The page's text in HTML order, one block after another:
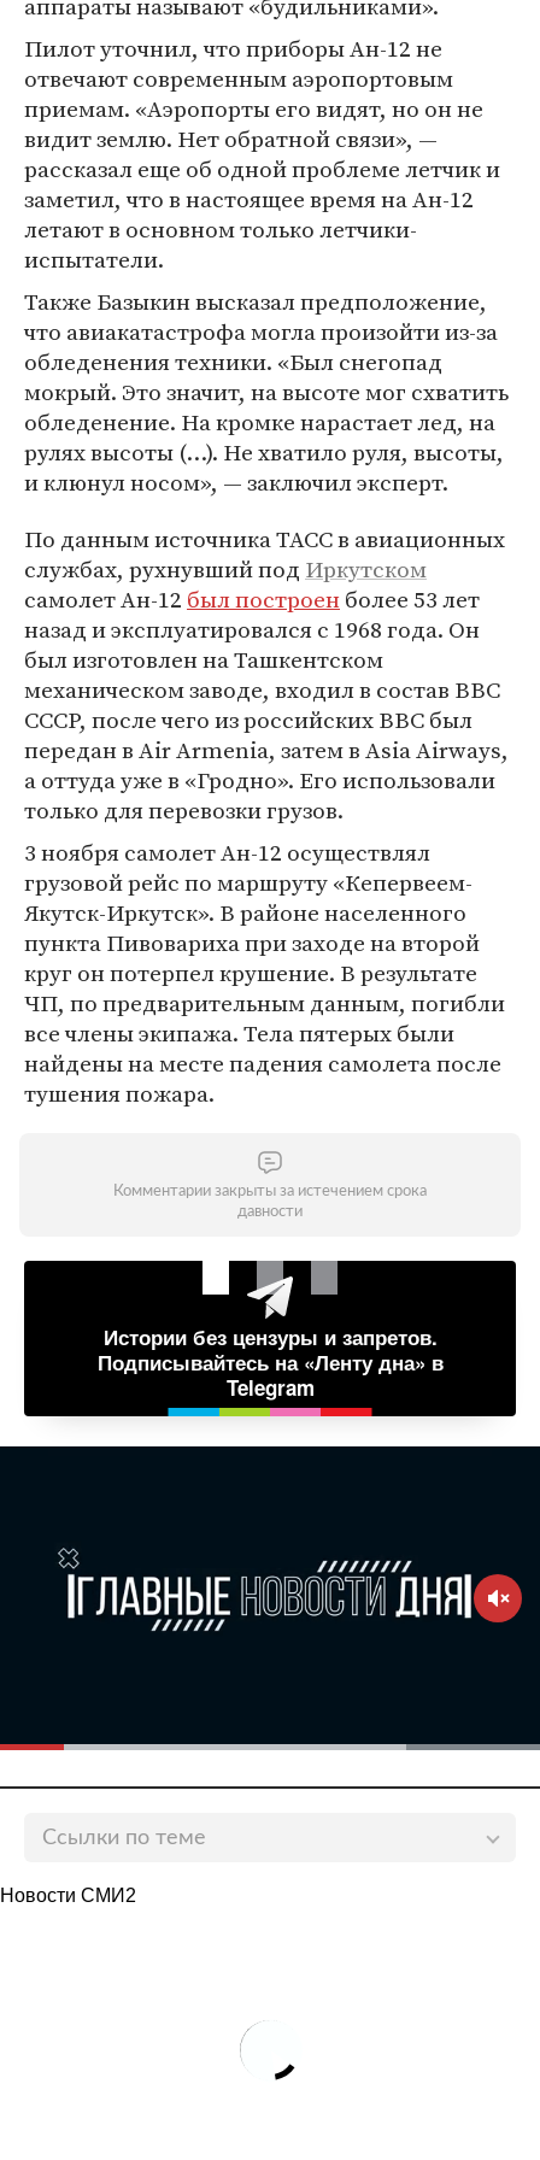
Пилот уточнил, что приборы Ан-12 не
отвечают современным аэропортовым
приемам. «Аэропорты его видят, но он не
видит землю. Нет обратной связи», —
рассказал еще об одной проблеме летчик и
заметил, что в настоящее время на Ан-12
летают в основном только летчики-
испытатели.
Также Базыкин высказал предположение,
что авиакатастрофа могла произойти из-за
обледенения техники. «Был снегопад
мокрый. Это значит, на высоте мог схватить
обледенение. На кромке нарастает лед, на
рулях высоты (…). Не хватило руля, высоты,
и клюнул носом», — заключил эксперт.
По данным источника ТАСС в авиационных
службах, рухнувший под Иркутском
самолет Ан-12 был построенболее 53 лет
назад и эксплуатировался с 1968 года. Он
был изготовлен на Ташкентском
механическом заводе, входил в состав ВВС
СССР, после чего из российских ВВС был
передан в Air Armenia, затем в Asia Airways,
а оттуда уже в «Гродно». Его использовали
только для перевозки грузов.
3 ноября самолет Ан-12 осуществлял
грузовой рейс по маршруту «Кепервеем-
Якутск-Иркутск». В районе населенного
пункта Пивовариха при заходе на второй
круг он потерпел крушение. В результате
ЧП, по предварительным данным, погибли
все члены экипажа. Тела пятерых были
найдены на месте падения самолета после
тушения пожара.
Комментарии закрыты за истечением срока
давности
Истории без цензуры и запретов.
Подписывайтесь на «Ленту дна» в
Telegram
Ссылки по теме
рухнувшего в Иркутской области Ан-12
Появились подробности о рухнувшем в Иркутской
области самолете Ан-12
Новости СМИ2